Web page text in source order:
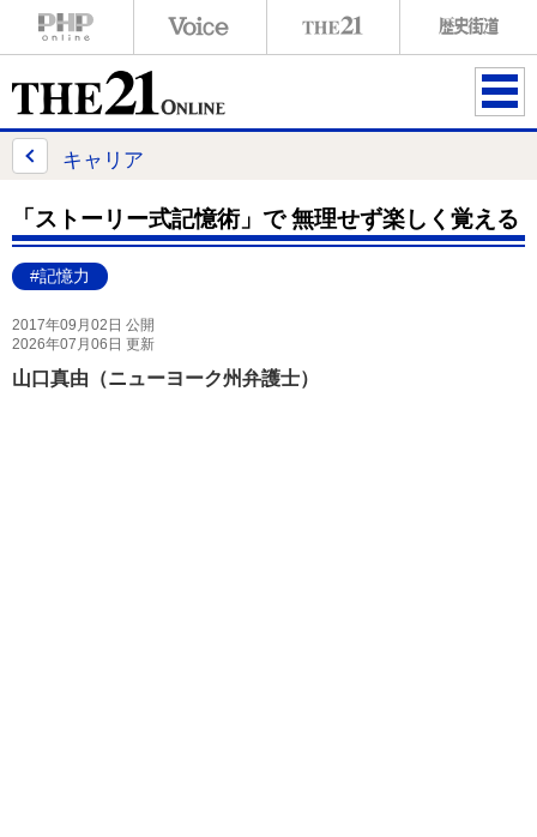
ME
キャリア
「ストーリー式記憶術」で 無理せず楽しく覚える
#記憶力
2017年09月02日 公開
2026年07月06日 更新
山口真由（ニューヨーク州弁護士）